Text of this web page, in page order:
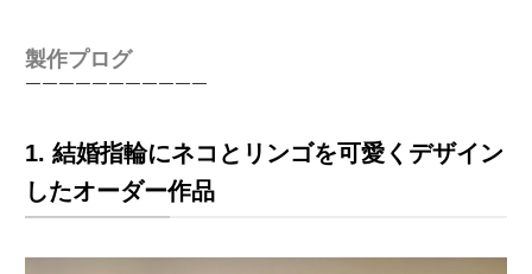
製作プログ
￣￣￣￣￣￣￣￣￣￣￣
1. 結婚指輪にネコとリンゴを可愛くデザイン
したオーダー作品